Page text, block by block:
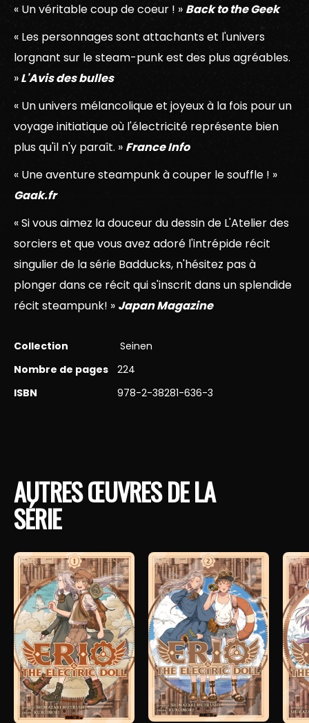
« Un véritable coup de coeur ! » Back to the Geek
« Les personnages sont attachants et l'univers
lorgnant sur le steam-punk est des plus agréables.
»L'Avis des bulles
« Un univers mélancolique et joyeux à la fois pour un
voyage initiatique où l'électricité représente bien
plus qu'il n'y paraît. » France Info
« Une aventure steampunk à couper le souffle ! »
Gaak.fr
« Si vous aimez la douceur du dessin de L'Atelier des
sorciers et que vous avez adoré l'intrépide récit
singulier de la série Badducks, n'hésitez pas à
plonger dans ce récit qui s'inscrit dans un splendide
récit steampunk! » Japan Magazine
Collection
Seinen
Nombre de pages
224
ISBN
978-2-38281-636-3
AUTRES ŒUVRES DE LA
SÉRIE